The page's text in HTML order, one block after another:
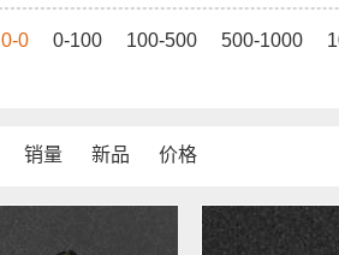
0-0 0-100 100-500 500-1000
销量 新品 价格